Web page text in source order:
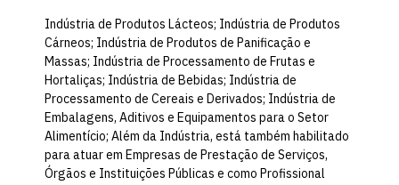
Indústria de Produtos Lácteos; Indústria de Produtos
Cárneos; Indústria de Produtos de Panificação e
Massas; Indústria de Processamento de Frutas e
Hortaliças; Indústria de Bebidas; Indústria de
Processamento de Cereais e Derivados; Indústria de
Embalagens, Aditivos e Equipamentos para o Setor
Alimentício; Além da Indústria, está também habilitado
para atuar em Empresas de Prestação de Serviços,
Órgãos e Instituições Públicas e como Profissional